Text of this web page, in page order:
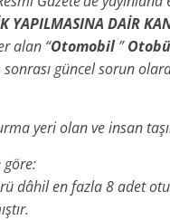
YAPILMASINA DAİR
alan “Otomobil ”
güncel sorun
yeri olan ve insan
göre:
dâhil en fazla 8 adet